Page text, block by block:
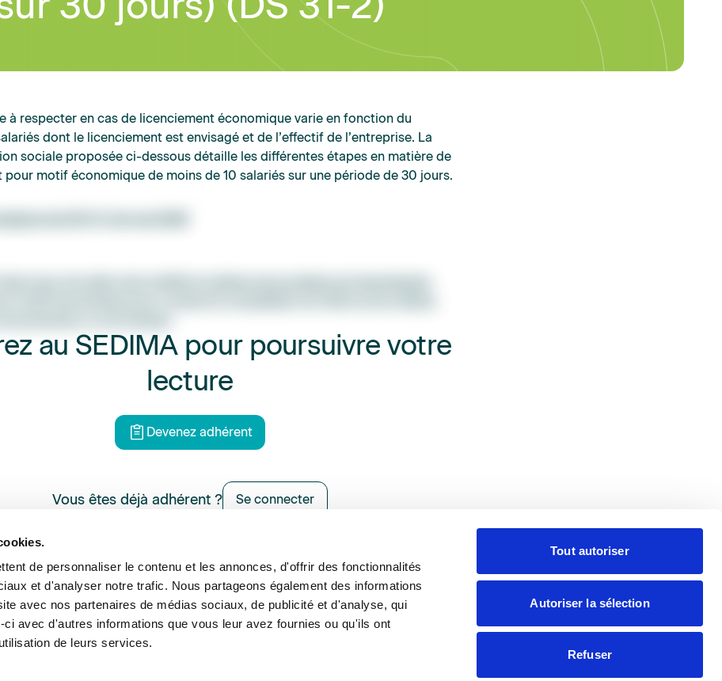
de personnaliser le contenu et les annonces, d'offrir des fonctionnalités
et d'analyser notre trafic. Nous partageons également des informations
avec nos partenaires de médias sociaux, de publicité et d'analyse, qui
ci avec d'autres informations que vous leur avez fournies ou qu'ils ont
de leurs services.
Tout autoriser
Autoriser la sélection
Refuser
à respecter en cas de licenciement économique varie en fonction du
dont le licenciement est envisagé et de l’effectif de l’entreprise. La
sociale proposée ci-dessous détaille les différentes étapes en matière de
pour motif économique de moins de 10 salariés sur une période de 30 jours.
au SEDIMA pour poursuivre votre
lecture
Devenez adhérent
Vous êtes déjà adhérent ? Se connecter
et expertise FormationsOffres d’emploiAnnuairePresse